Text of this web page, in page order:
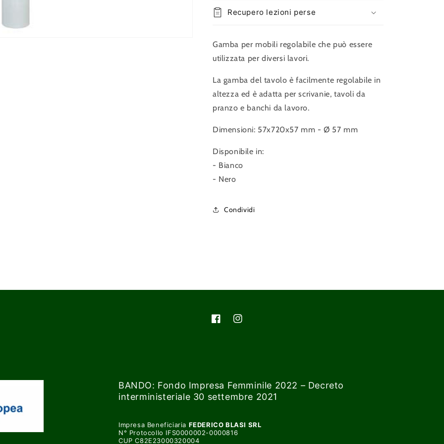
Recupero lezioni perse
Gamba per mobili regolabile che può essere
utilizzata per diversi lavori.
La gamba del tavolo è facilmente regolabile in
altezza ed è adatta per scrivanie, tavoli da
pranzo e banchi da lavoro.
Dimensioni: 57x720x57 mm -Ø 57 mm
Disponibile in:
- Bianco
- Nero
Condividi
FacebookInstagram
BANDO: Fondo Impresa Femminile 2022 – Decreto
interministeriale 30 settembre 2021
Impresa Beneficiaria FEDERICO BLASI SRL
N° Protocollo IFS0000002-0000816
CUP C82E23000320004